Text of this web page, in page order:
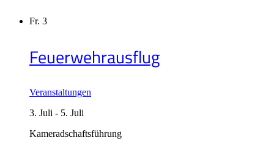
Fr. 3
Feuerwehrausflug
Veranstaltungen
3. Juli - 5. Juli
Kameradschaftsführung